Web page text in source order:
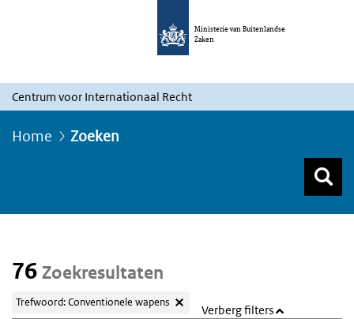
Ministerie van Buitenlandse
Zaken
Centrum voor Internationaal Recht
Home Zoeken
76 Zoekresultaten
Trefwoord: Conventionele wapens
Verberg filters